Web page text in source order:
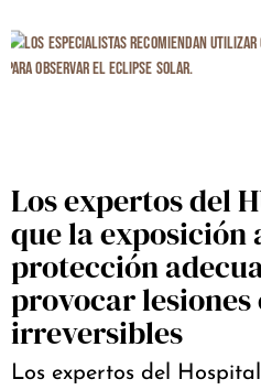
Los expertos del
que la exposición
protección
provocar lesiones
irreversibles
Los expertos del